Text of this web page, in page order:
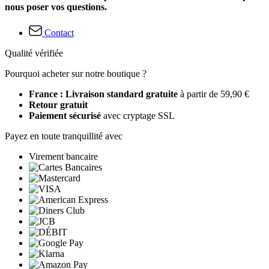
nous poser vos questions.
Contact
Qualité vérifiée
Pourquoi acheter sur notre boutique ?
France : Livraison standard gratuite à partir de 59,90 €
Retour gratuit
Paiement sécurisé avec cryptage SSL
Payez en toute tranquillité avec
Virement bancaire